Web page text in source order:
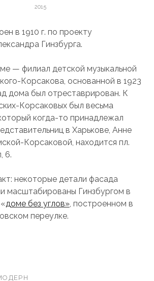
2015
в 1910 г. по проекту
Гинзбурга.
— филиал детской музыкальной
Корсакова, основанной в 1923
дома был отреставрирован. К
Корсаковых был весьма
когда-то принадлежал
в Харькове, Анне
Корсаковой, находится пл.
6.
некоторые детали фасада
масштабированы Гинзбургом в
доме без углов», построенном в
переулке.